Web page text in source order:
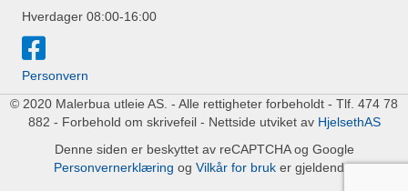
Hverdager 08:00-16:00
Personvern
© 2020 Malerbua utleie AS. - Alle rettigheter forbeholdt - Tlf. 474 78
882 - Forbehold om skrivefeil - Nettside utviket av HjelsethAS
Denne siden er beskyttet av reCAPTCHA og Google
Personvernerklæring og Vilkår for bruker gjeldende.